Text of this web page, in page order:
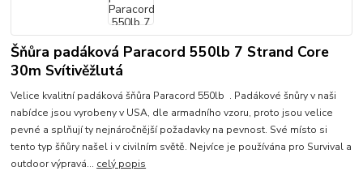
Šňůra padáková Paracord 550lb 7 Strand Core
30m Svítivěžlutá
Velice kvalitní padáková šňůra Paracord 550lb . Padákové šnůry v naši
nabídce jsou vyrobeny v USA, dle armadního vzoru, proto jsou velice
pevné a splňují ty nejnáročnější požadavky na pevnost. Své místo si
tento typ šňůry našel i v civilním světě. Nejvíce je používána pro Survival a
outdoor výpravá... celý popis